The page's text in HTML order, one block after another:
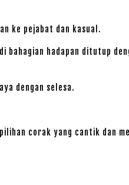
ke pejabat dan kasual.
bahagian hadapan ditutup
dengan selesa.
corak yang cantik dan